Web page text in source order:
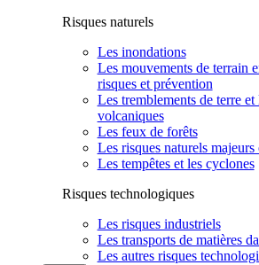
Risques naturels
Les inondations
Les mouvements de terrain
risques et prévention
Les tremblements de terre et
volcaniques
Les feux de forêts
Les risques naturels majeurs
Les tempêtes et les cyclones
Risques technologiques
Les risques industriels
Les transports de matières
Les autres risques